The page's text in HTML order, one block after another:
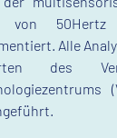
von
Alle
des